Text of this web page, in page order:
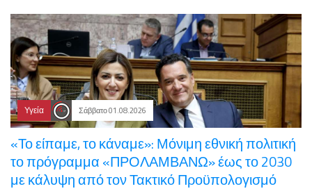
Υγεία Σάββατο 01.08.2026
«Το είπαμε, το κάναμε»: Μόνιμη εθνική πολιτική
το πρόγραμμα «ΠΡΟΛΑΜΒΑΝΩ» έως το 2030
με κάλυψη από τον Τακτικό Προϋπολογισμό